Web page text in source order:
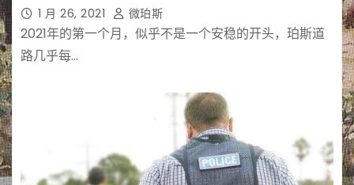
1 月 26, 2021 微珀斯
2021年的第一个月，似乎不是一个安稳的开头，珀斯道
路几乎每…